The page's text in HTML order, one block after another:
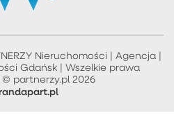
Nieruchomości | Agencja |
Gdańsk | Wszelkie prawa
partnerzy.pl 2026